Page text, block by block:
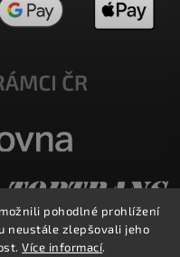
pohodlné prohlížení
neustále zlepšovali jeho
Více informací.